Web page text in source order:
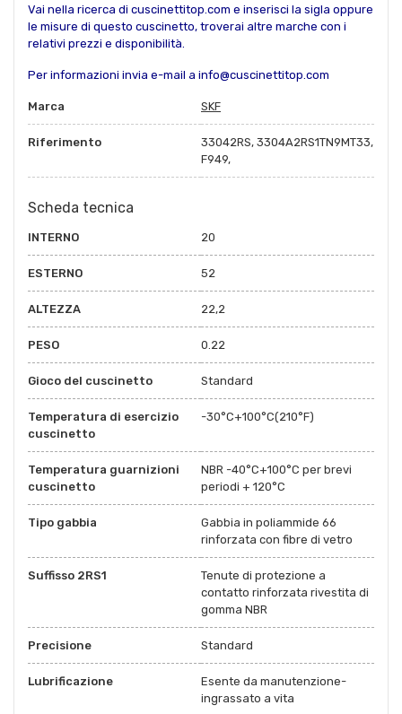
Vai nella ricerca di cuscinettitop.com e inserisci la sigla oppure
le misure di questo cuscinetto, troverai altre marche con i
relativi prezzi e disponibilità.
Per informazioni invia e-mail a info@cuscinettitop.com
Marca SKF
Riferimento
33042RS, 3304A2RS1TN9MT33,
F949,
Scheda tecnica
INTERNO 20
ESTERNO 52
ALTEZZA 22,2
PESO 0.22
Gioco del cuscinetto Standard
Temperatura di esercizio
cuscinetto
-30°C+100°C(210°F)
Temperatura guarnizioni
cuscinetto
NBR -40°C+100°C per brevi
periodi + 120°C
Tipo gabbia
Gabbia in poliammide 66
rinforzata con fibre di vetro
Suffisso 2RS1
Tenute di protezione a
contatto rinforzata rivestita di
gomma NBR
Precisione Standard
Lubrificazione
Esente da manutenzione-
ingrassato a vita